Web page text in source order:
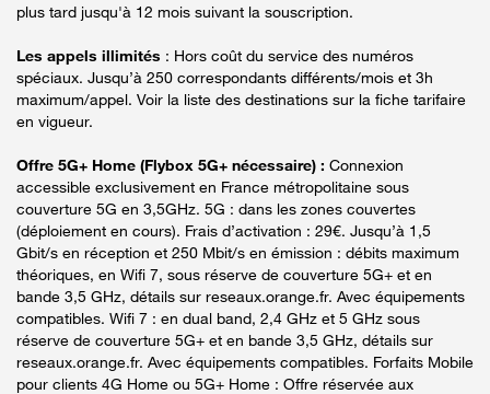
plus tard jusqu'à 12 mois suivant la souscription.
Les appels illimités : Hors coût du service des numéros
spéciaux. Jusqu’à 250 correspondants différents/mois et 3h
maximum/appel. Voir la liste des destinations sur la fiche tarifaire
en vigueur.
Offre 5G+ Home (Flybox 5G+ nécessaire) : Connexion
accessible exclusivement en France métropolitaine sous
couverture 5G en 3,5GHz. 5G : dans les zones couvertes
(déploiement en cours). Frais d’activation : 29€. Jusqu’à 1,5
Gbit/s en réception et 250 Mbit/s en émission : débits maximum
théoriques, en Wifi 7, sous réserve de couverture 5G+ et en
bande 3,5 GHz, détails sur reseaux.orange.fr. Avec équipements
compatibles. Wifi 7 : en dual band, 2,4 GHz et 5 GHz sous
réserve de couverture 5G+ et en bande 3,5 GHz, détails sur
reseaux.orange.fr. Avec équipements compatibles. Forfaits Mobile
pour clients 4G Home ou 5G+ Home : Offre réservée aux